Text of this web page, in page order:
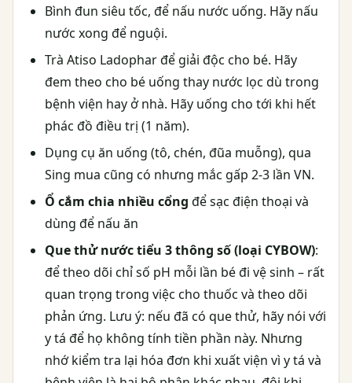
Bình đun siêu tốc, để nấu nước uống. Hãy nấu
nước xong để nguội.
Trà Atiso Ladophar để giải độc cho bé. Hãy
đem theo cho bé uống thay nước lọc dù trong
bệnh viện hay ở nhà. Hãy uống cho tới khi hết
phác đồ điều trị (1 năm).
Dụng cụ ăn uống (tô, chén, đũa muỗng), qua
Sing mua cũng có nhưng mắc gấp 2-3 lần VN.
Ổ cắm chia nhiều cổng để sạc điện thoại và
dùng để nấu ăn
Que thử nước tiểu 3 thông số (loại CYBOW):
để theo dõi chỉ số pH mỗi lần bé đi vệ sinh – rất
quan trọng trong việc cho thuốc và theo dõi
phản ứng. Lưu ý: nếu đã có que thử, hãy nói với
y tá để họ không tính tiền phần này. Nhưng
nhớ kiểm tra lại hóa đơn khi xuất viện vì y tá và